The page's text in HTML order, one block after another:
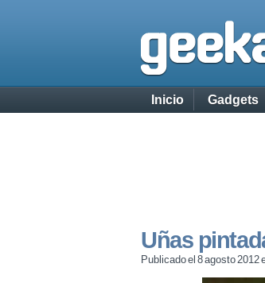
Inicio Gadgets
Uñas
Publicado el 8 agosto 2012